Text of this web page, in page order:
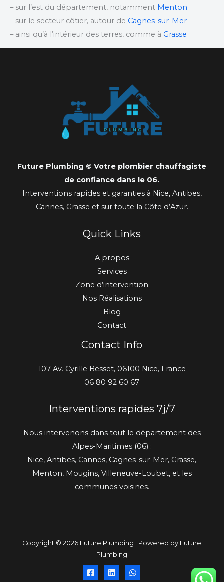
– sur l’est du département, notamment Menton
– sur le secteur côtier, autour de Cagnes-sur-Mer
– ainsi qu’à l’intérieur des terres, comme à Grasse
Future Plumbing © Votre plombier chauffagiste
de confiance dans le 06.
Interventions rapides et garanties à Nice, Antibes,
Cannes, Grasse et sur toute la Côte d’Azur.
Quick Links
A propos
Services
Zone d’intervention
Nos Réalisations
Blog
Contact
Contact Info
107 Av. Cyrille Besset, 06100 Nice, France
06 80 92 60 67
Interventions rapides 7j/7
Nous intervenons dans tout le département des
Alpes-Maritimes (06) :
Nice, Antibes, Cannes, Cagnes-sur-Mer, Grasse,
Menton, Mougins, Villeneuve-Loubet, et les
communes voisines.
Copyright © 2026 Future Plumbing | Powered by Future
Plumbing